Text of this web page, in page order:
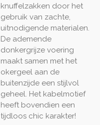
knuffelzakken door het
gebruik van zachte,
uitnodigende materialen.
De ademende
donkergrijze voering
maakt samen met het
okergeel aan de
buitenzijde een stijlvol
geheel. Het kabelmotief
heeft bovendien een
tijdloos chic karakter!